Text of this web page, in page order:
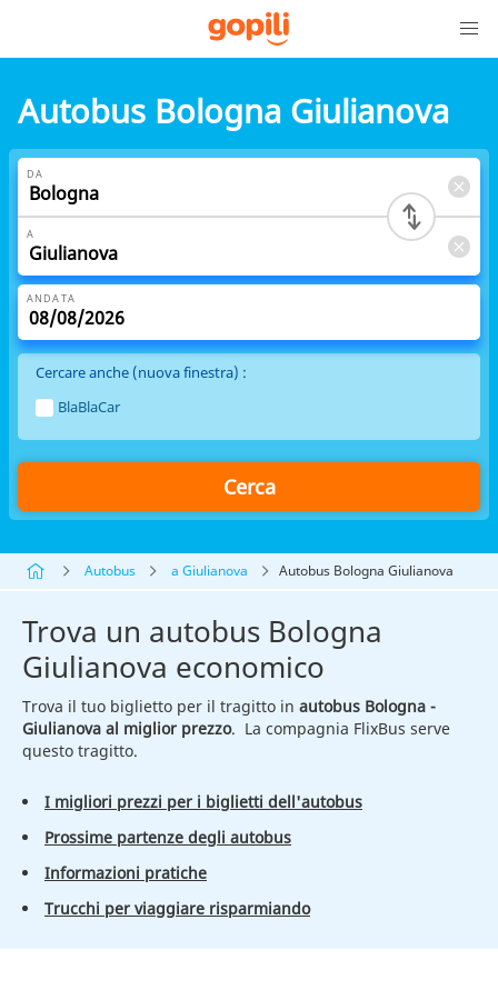
Autobus Bologna Giulianova
DA
A
ANDATA
Cercare anche (nuova finestra) :
BlaBlaCar
Cerca
Autobus a Giulianova Autobus Bologna Giulianova
Trova un autobus Bologna
Giulianova economico
Trova il tuo biglietto per il tragitto in autobus Bologna -
Giulianova al miglior prezzo. La compagnia FlixBus serve
questo tragitto.
I migliori prezzi per i biglietti dell'autobus
Prossime partenze degli autobus
Informazioni pratiche
Trucchi per viaggiare risparmiando